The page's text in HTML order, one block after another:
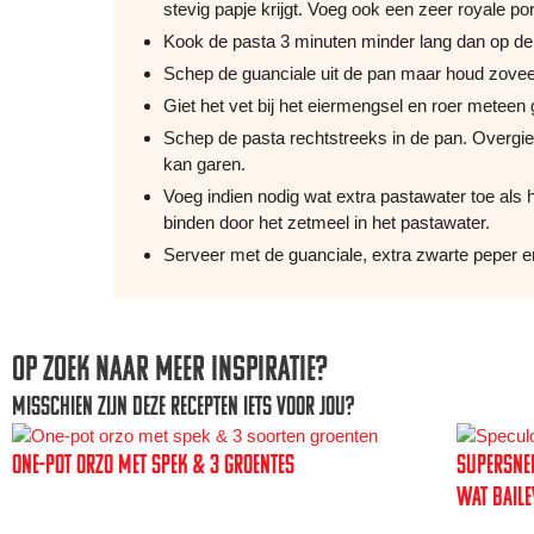
stevig papje krijgt. Voeg ook een zeer royale
Kook de pasta 3 minuten minder lang dan op
Schep de guanciale uit de pan maar houd
Giet het vet bij het eiermengsel en roer
Schep de pasta rechtstreeks in de pan.
kan garen.
Voeg indien nodig wat extra pastawater toe
binden door het zetmeel in het pastawater.
Serveer met de guanciale, extra zwarte peper
Op zoek naar meer inspiratie?
Misschien zijn deze recepten iets voor jou?
One-pot orzo met spek & 3 groentes
wat